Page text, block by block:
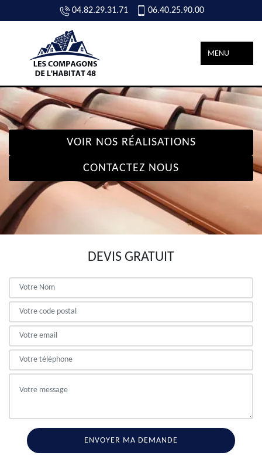
04.82.29.31.71 06.40.25.90.00
MENU
VOIR NOS RÉALISATIONS
CONTACTEZ NOUS
DEVIS GRATUIT